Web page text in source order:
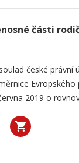
části
české právní
Evropského
2019 o